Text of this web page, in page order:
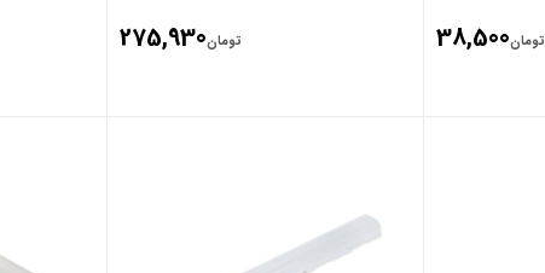
تومان38,500 تومان275,930